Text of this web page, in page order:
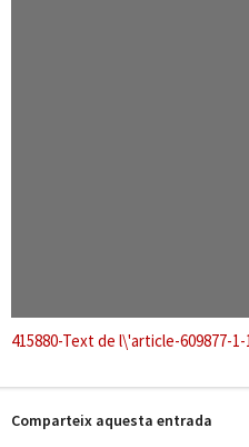
415880-Text de l\'article-609877-
Comparteix aquesta entrada